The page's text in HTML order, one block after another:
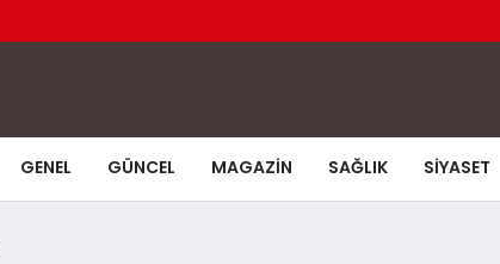
GENEL GÜNCEL MAGAZIN SAĞLIK SIYASET